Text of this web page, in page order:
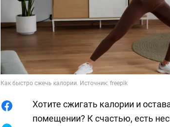
Как быстро сжечь калории. Источник: freepik
Хотите сжигать калории и
помещении? К счастью, есть